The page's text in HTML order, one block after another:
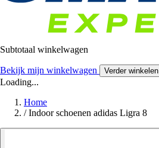
Subtotaal winkelwagen
Bekijk mijn winkelwagen Verder winkelen
Loading...
Home
/ Indoor schoenen adidas Ligra 8